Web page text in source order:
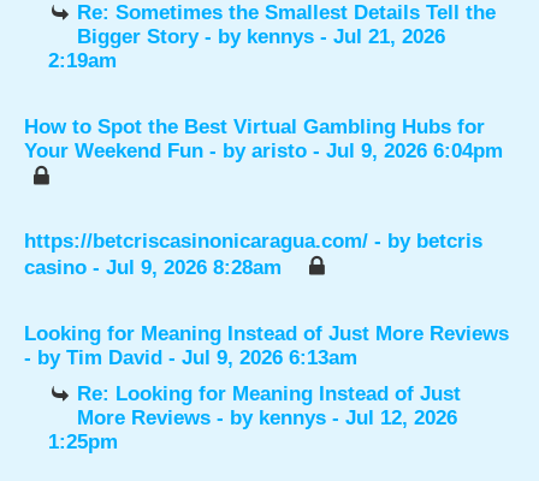
Re: Sometimes the Smallest Details Tell the
Bigger Story - by kennys - Jul 21, 2026
2:19am
How to Spot the Best Virtual Gambling Hubs for
Your Weekend Fun - by aristo - Jul 9, 2026 6:04pm
https://betcriscasinonicaragua.com/ - by betcris
casino - Jul 9, 2026 8:28am
Looking for Meaning Instead of Just More Reviews
- by Tim David - Jul 9, 2026 6:13am
Re: Looking for Meaning Instead of Just
More Reviews - by kennys - Jul 12, 2026
1:25pm